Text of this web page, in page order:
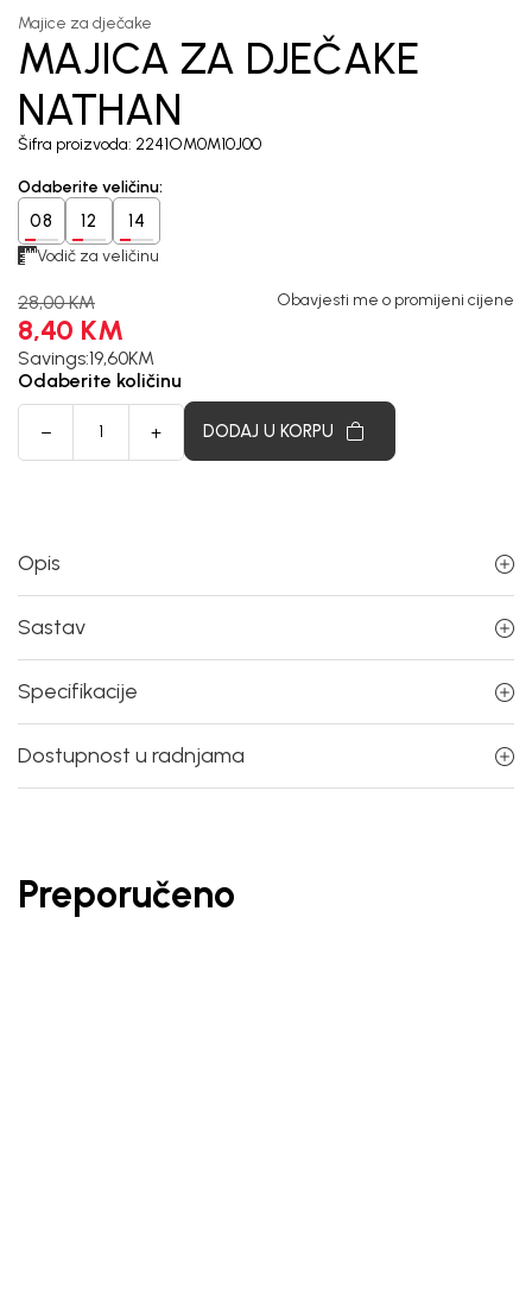
Majice za dječake
MAJICA ZA DJEČAKE
NATHAN
Šifra proizvoda: 2241OM0M10J00
Odaberite veličinu:
08 12 14
Vodič za veličinu
28,00 KM
8,40 KM
Savings:19,60KM
Obavjesti me o promijeni cijene
Odaberite količinu
DODAJ U KORPU
Opis
Sastav
Specifikacije
Dostupnost u radnjama
Preporučeno